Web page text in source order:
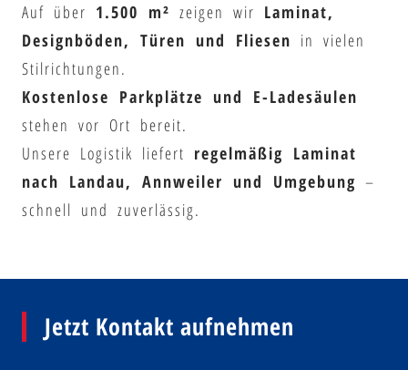
Auf über 1.500 m² zeigen wir Laminat,
Designböden, Türen und Fliesen in vielen
Stilrichtungen.
Kostenlose Parkplätze und E-Ladesäulen
stehen vor Ort bereit.
Unsere Logistik liefert regelmäßig Laminat
nach Landau, Annweiler und Umgebung –
schnell und zuverlässig.
Jetzt Kontakt aufnehmen